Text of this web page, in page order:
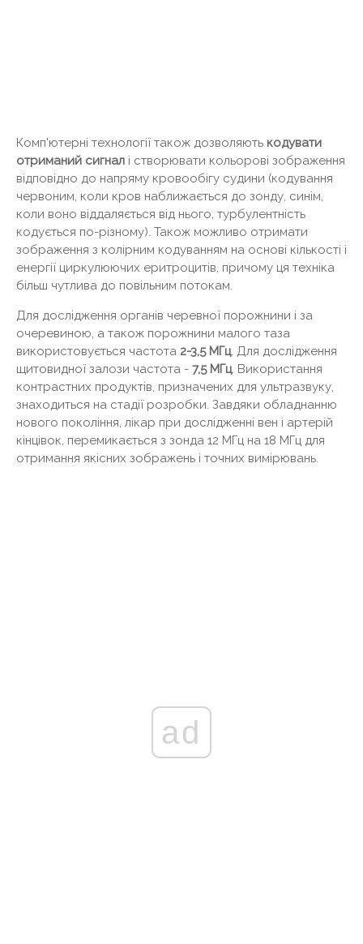
Комп'ютерні технології також дозволяють кодувати
отриманий сигнал і створювати кольорові зображення
відповідно до напряму кровообігу судини (кодування
червоним, коли кров наближається до зонду, синім,
коли воно віддаляється від нього, турбулентність
кодується по-різному). Також можливо отримати
зображення з колірним кодуванням на основі кількості і
енергії циркулюючих еритроцитів, причому ця техніка
більш чутлива до повільним потокам.
Для дослідження органів черевної порожнини і за
очеревиною, а також порожнини малого таза
використовується частота 2-3,5 МГц. Для дослідження
щитовидної залози частота - 7,5 МГц. Використання
контрастних продуктів, призначених для ультразвуку,
знаходиться на стадії розробки. Завдяки обладнанню
нового покоління, лікар при дослідженні вен і артерій
кінцівок, перемикається з зонда 12 МГц на 18 МГц для
отримання якісних зображень і точних вимірювань.
ad